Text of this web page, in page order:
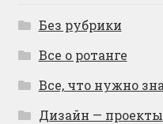
Без рубрики
Все о ротанге
Все, что нужно
Дизайн — проекты